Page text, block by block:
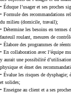
• Éduque l’usager et ses proches
• Formule des recommandations
du milieu (domicile, travail);
• Détermine les besoins en termes
fauteuil roulant, mesures de
• Élabore des programmes de
• En collaboration avec l’équipe
y aurait une possibilité d’utilisation
physique et émet des
• Évalue les risques de dysphagie;
et solides;
• Enseigne au client et a ses